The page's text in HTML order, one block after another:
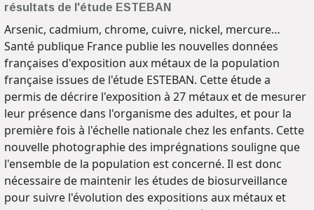
résultats de l'étude ESTEBAN
Arsenic, cadmium, chrome, cuivre, nickel, mercure…
Santé publique France publie les nouvelles données
françaises d'exposition aux métaux de la population
française issues de l'étude ESTEBAN. Cette étude a
permis de décrire l'exposition à 27 métaux et de mesurer
leur présence dans l'organisme des adultes, et pour la
première fois à l'échelle nationale chez les enfants. Cette
nouvelle photographie des imprégnations souligne que
l'ensemble de la population est concerné. Il est donc
nécessaire de maintenir les études de biosurveillance
pour suivre l'évolution des expositions aux métaux et